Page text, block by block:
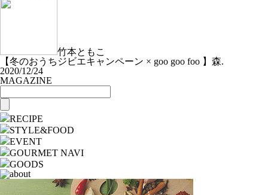
竹本ともこ
【冬のおうちジビエキャンペーン × goo goo foo 】森.
2020/12/24
MAGAZINE
RECIPE
STYLE&FOOD
EVENT
GOURMET NAVI
GOODS